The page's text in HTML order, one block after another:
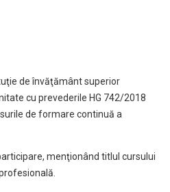
de învăţământ superior
cu prevederile HG 742/2018
de formare continuă a
menţionând titlul cursului